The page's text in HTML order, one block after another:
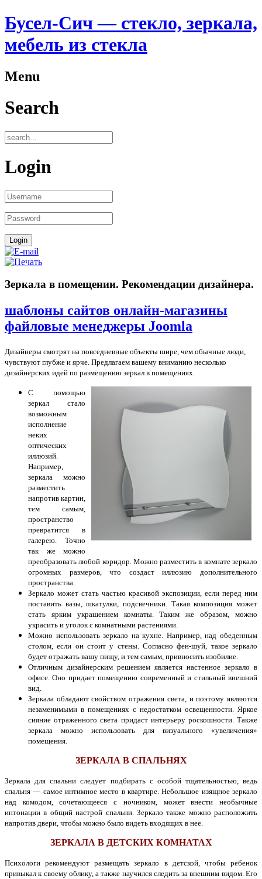
Бусел-Сич — стекло, зеркала,
мебель из стекла
Menu
Search
Login
Зеркала в помещении. Рекомендации дизайнера.
шаблоны сайтов онлайн-магазины
файловые менеджеры Joomla
Дизайнеры смотрят на повседневные объекты шире, чем обычные люди,
чувствуют глубже и ярче. Предлагаем вашему вниманию несколько
дизайнерских идей по размещению зеркал в помещениях.
С помощью
зеркал стало
возможным
исполнение
неких
оптических
иллюзий.
Например,
зеркала можно
разместить
напротив картин,
тем самым,
пространство
превратится в
галерею. Точно
так же можно
преобразовать любой коридор. Можно разместить в комнате зеркало
огромных размеров, что создаст иллюзию дополнительного
пространства.
Зеркало может стать частью красивой экспозиции, если перед ним
поставить вазы, шкатулки, подсвечники. Такая композиция может
стать ярким украшением комнаты. Таким же образом, можно
украсить и уголок с комнатными растениями.
Можно использовать зеркало на кухне. Например, над обеденным
столом, если он стоит у стены. Согласно фен-шуй, такое зеркало
будет отражать вашу пищу, и тем самым, привносить изобилие.
Отличным дизайнерским решением является настенное зеркало в
офисе. Оно придает помещению современный и стильный внешний
вид.
Зеркала обладают свойством отражения света, и поэтому являются
незаменимыми в помещениях с недостатком освещенности. Яркое
сияние отраженного света придаст интерьеру роскошности. Также
зеркала можно использовать для визуального «увеличения»
помещения.
ЗЕРКАЛА В СПАЛЬНЯХ
Зеркала для спальни следует подбирать с особой тщательностью, ведь
спальня — самое интимное место в квартире. Небольшое изящное зеркало
над комодом, сочетающееся с ночником, может внести необычные
интонации в общий настрой спальни. Зеркало также можно расположить
напротив двери, чтобы можно было видеть входящих в нее.
ЗЕРКАЛА В ДЕТСКИХ КОМНАТАХ
Психологи рекомендуют размещать зеркало в детской, чтобы ребенок
привыкал к своему облику, а также научился следить за внешним видом. Его